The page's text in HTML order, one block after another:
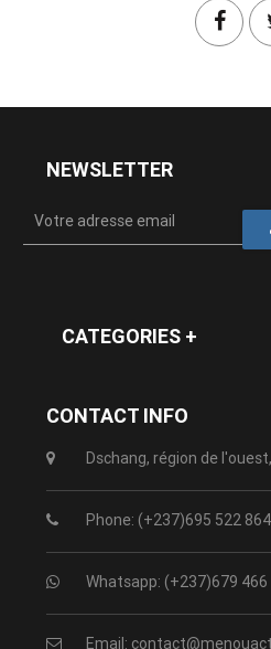
NEWSLETTER
CATEGORIES +
CONTACT INFO
Dschang, région de
Phone: (+237)695 522 864
Whatsapp: (+237)679 466
Email: